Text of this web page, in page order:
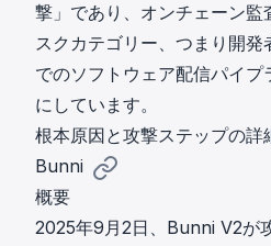
撃」であり、オンチェーン監
スクカテゴリー、つまり開発
でのソフトウェア配信パイ
にしています。
根本原因と攻撃ステップの詳
Bunni
概要
2025年9月2日、Bunni V2が